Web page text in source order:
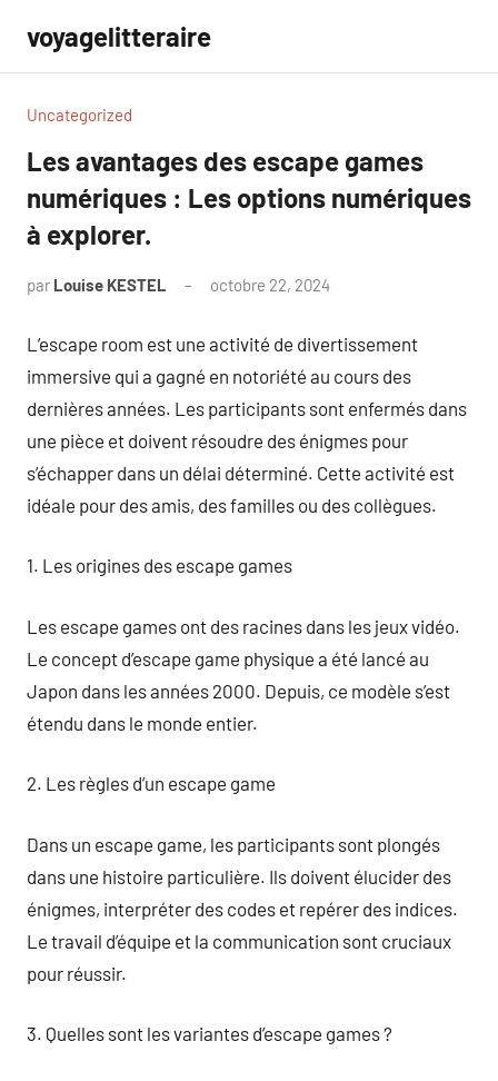
contenu
voyagelitteraire
Uncategorized
Les avantages des escape games
numériques : Les options numériques
à explorer.
par Louise KESTEL octobre 22, 2024
L’escape room est une activité de divertissement
immersive qui a gagné en notoriété au cours des
dernières années. Les participants sont enfermés dans
une pièce et doivent résoudre des énigmes pour
s’échapper dans un délai déterminé. Cette activité est
idéale pour des amis, des familles ou des collègues.
1. Les origines des escape games
Les escape games ont des racines dans les jeux vidéo.
Le concept d’escape game physique a été lancé au
Japon dans les années 2000. Depuis, ce modèle s’est
étendu dans le monde entier.
2. Les règles d’un escape game
Dans un escape game, les participants sont plongés
dans une histoire particulière. Ils doivent élucider des
énigmes, interpréter des codes et repérer des indices.
Le travail d’équipe et la communication sont cruciaux
pour réussir.
3. Quelles sont les variantes d’escape games ?